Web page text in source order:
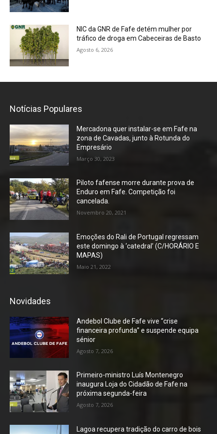
NIC da GNR de Fafe detém mulher por
tráfico de droga em Cabeceiras de Basto
Agosto 6, 2026
Notícias Populares
Mercadona quer instalar-se em Fafe na
zona de Cavadas, junto à Rotunda do
Empresário
Março 30, 2023
Piloto fafense morre durante prova de
Enduro em Fafe. Competição foi
cancelada.
Novembro 20, 2021
Emoções do Rali de Portugal regressam
este domingo à ‘catedral’ (C/HORÁRIO E
MAPAS)
Maio 21, 2022
Novidades
Andebol Clube de Fafe vive “crise
financeira profunda” e suspende equipa
sénior
Agosto 7, 2026
Primeiro-ministro Luís Montenegro
inaugura Loja do Cidadão de Fafe na
próxima segunda-feira
Agosto 7, 2026
Lagoa recupera tradição do carro de bois